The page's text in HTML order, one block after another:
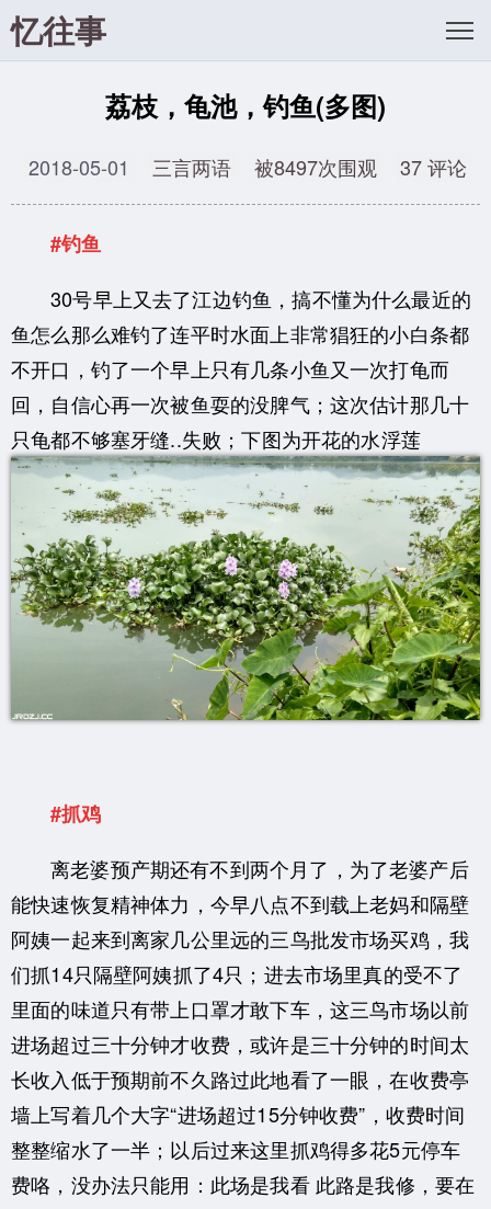
忆往事
荔枝，龟池，钓鱼(多图)
2018-05-01 三言两语 被8497次围观 37 评论
#钓鱼
30号早上又去了江边钓鱼，搞不懂为什么最近的
鱼怎么那么难钓了连平时水面上非常猖狂的小白条都
不开口，钓了一个早上只有几条小鱼又一次打龟而
回，自信心再一次被鱼耍的没脾气；这次估计那几十
只龟都不够塞牙缝..失败；下图为开花的水浮莲
#抓鸡
离老婆预产期还有不到两个月了，为了老婆产后
能快速恢复精神体力，今早八点不到载上老妈和隔壁
阿姨一起来到离家几公里远的三鸟批发市场买鸡，我
们抓14只隔壁阿姨抓了4只； 进去市场里真的受不了
里面的味道只有带上口罩才敢下车，这三鸟市场以前
进场超过三十分钟才收费，或许是三十分钟的时间太
长收入低于预期前不久路过此地看了一眼，在收费亭
墙上写着几个大字“进场超过15分钟收费”，收费时间
整整缩水了一半；以后过来这里抓鸡得多花5元停车
费咯，没办法只能用：此场是我看 此路是我修，要在